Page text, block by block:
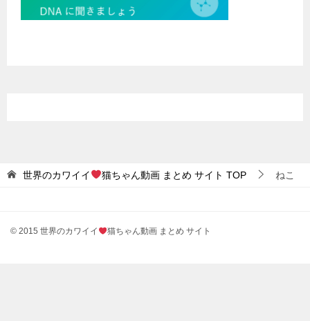
世界のカワイイ 猫ちゃん動画 まとめ サイト TOP ねこ
© 2015 世界のカワイイ 猫ちゃん動画 まとめ サイト